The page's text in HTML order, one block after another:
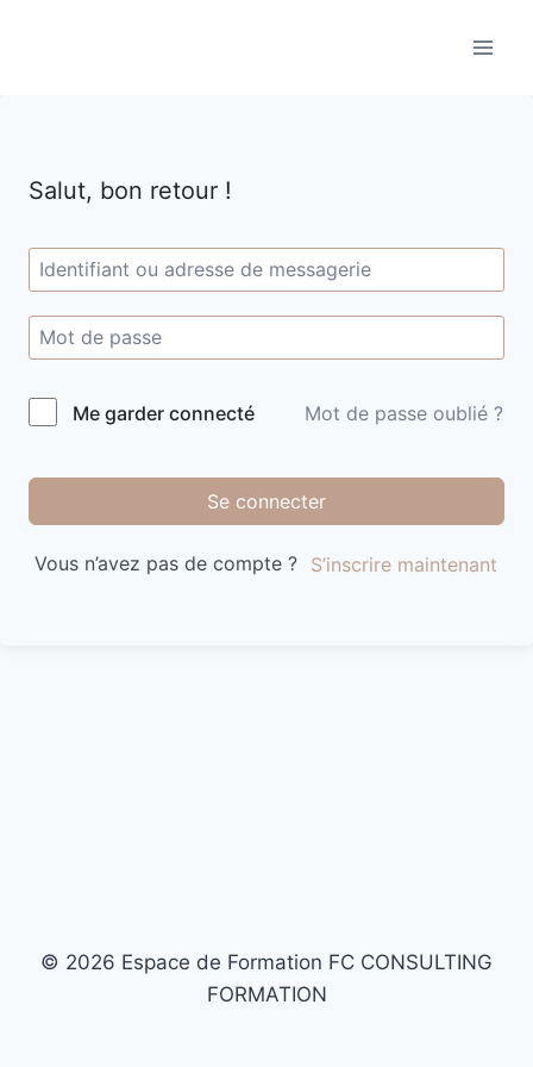
Salut, bon retour !
Me garder connecté Mot de passe oublié ?
Se connecter
Vous n’avez pas de compte ? S’inscrire maintenant
© 2026 Espace de Formation FC CONSULTING
FORMATION